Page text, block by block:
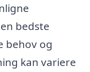
bedste
behov og
kan variere